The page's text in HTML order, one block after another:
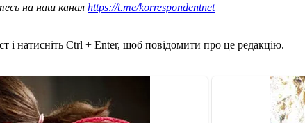
на наш канал https://t.me/korrespondentnet
і натисніть Ctrl + Enter, щоб повідомити про це редакцію.